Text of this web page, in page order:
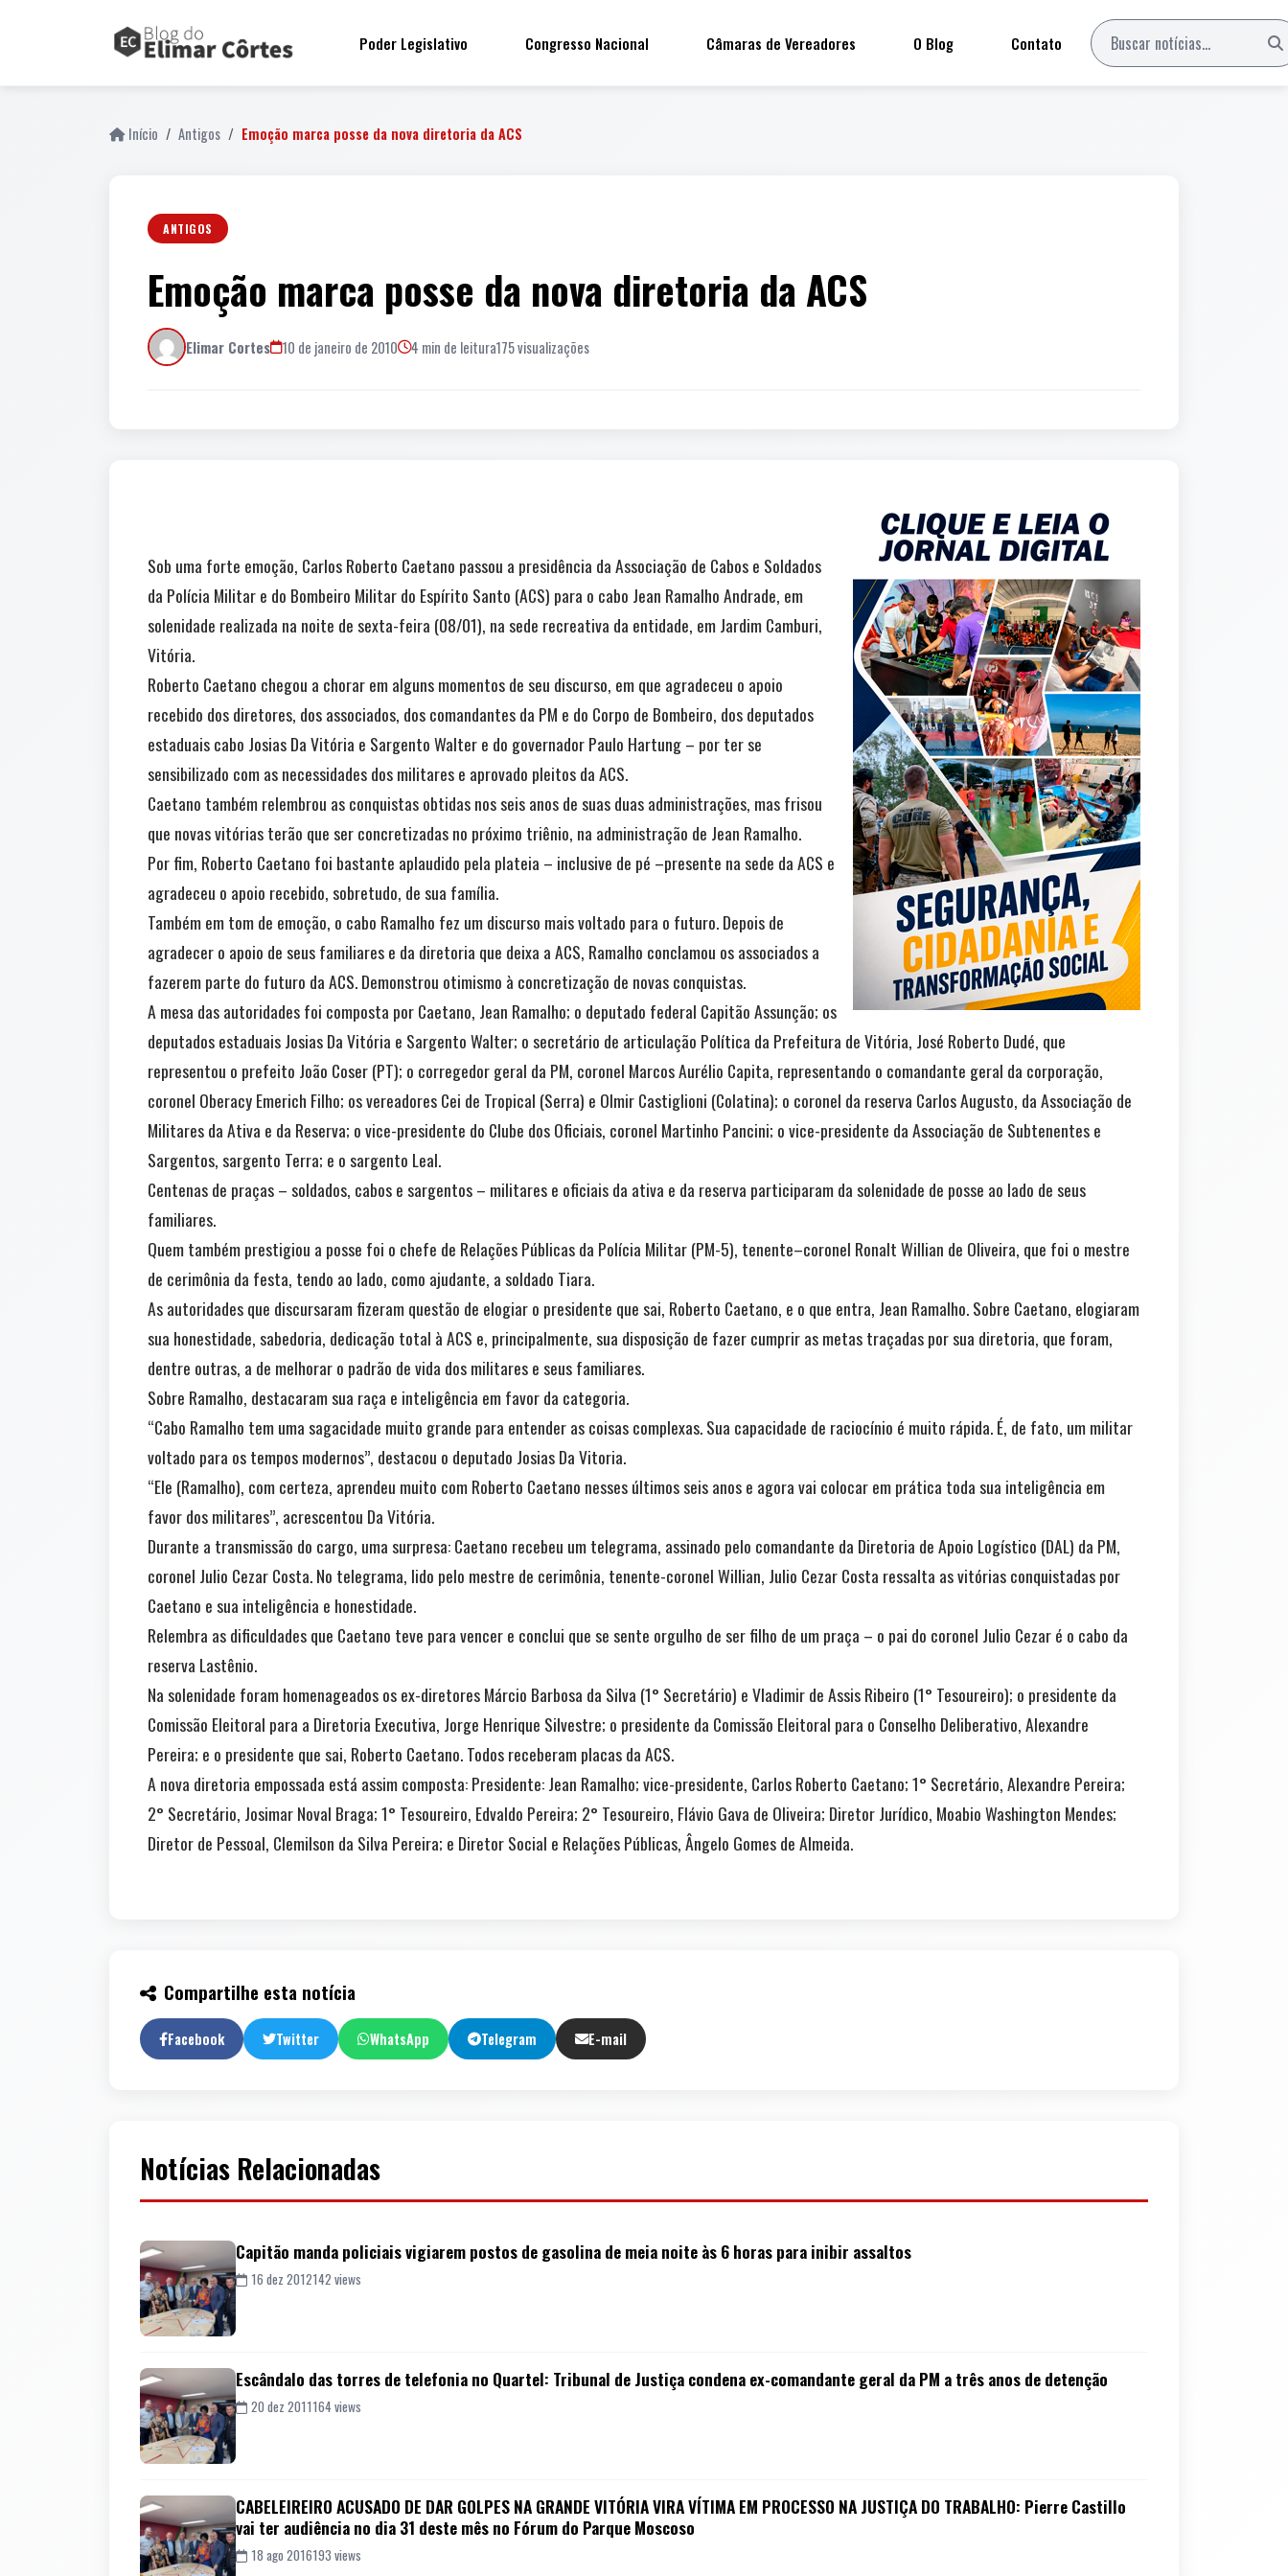
Poder Legislativo Congresso Nacional Câmaras de Vereadores O Blog Contato
Início Antigos Emoção marca posse da nova diretoria da ACS
ANTIGOS
Emoção marca posse da nova diretoria da ACS
Elimar Cortes 10 de janeiro de 2010 4 min de leitura175 visualizações
Sob uma forte emoção, Carlos Roberto Caetano passou a presidência da Associação de Cabos e Soldados
da Polícia Militar e do Bombeiro Militar do Espírito Santo (ACS) para o cabo Jean Ramalho Andrade, em
solenidade realizada na noite de sexta-feira (08/01), na sede recreativa da entidade, em Jardim Camburi,
Vitória.
Roberto Caetano chegou a chorar em alguns momentos de seu discurso, em que agradeceu o apoio
recebido dos diretores, dos associados, dos comandantes da PM e do Corpo de Bombeiro, dos deputados
estaduais cabo Josias Da Vitória e Sargento Walter e do governador Paulo Hartung – por ter se
sensibilizado com as necessidades dos militares e aprovado pleitos da ACS.
Caetano também relembrou as conquistas obtidas nos seis anos de suas duas administrações, mas frisou
que novas vitórias terão que ser concretizadas no próximo triênio, na administração de Jean Ramalho.
Por fim, Roberto Caetano foi bastante aplaudido pela plateia – inclusive de pé –presente na sede da ACS e
agradeceu o apoio recebido, sobretudo, de sua família.
Também em tom de emoção, o cabo Ramalho fez um discurso mais voltado para o futuro. Depois de
agradecer o apoio de seus familiares e da diretoria que deixa a ACS, Ramalho conclamou os associados a
fazerem parte do futuro da ACS. Demonstrou otimismo à concretização de novas conquistas.
A mesa das autoridades foi composta por Caetano, Jean Ramalho; o deputado federal Capitão Assunção; os
deputados estaduais Josias Da Vitória e Sargento Walter; o secretário de articulação Política da Prefeitura de Vitória, José Roberto Dudé, que
representou o prefeito João Coser (PT); o corregedor geral da PM, coronel Marcos Aurélio Capita, representando o comandante geral da corporação,
coronel Oberacy Emerich Filho; os vereadores Cei de Tropical (Serra) e Olmir Castiglioni (Colatina); o coronel da reserva Carlos Augusto, da Associação de
Militares da Ativa e da Reserva; o vice-presidente do Clube dos Oficiais, coronel Martinho Pancini; o vice-presidente da Associação de Subtenentes e
Sargentos, sargento Terra; e o sargento Leal.
Centenas de praças – soldados, cabos e sargentos – militares e oficiais da ativa e da reserva participaram da solenidade de posse ao lado de seus
familiares.
Quem também prestigiou a posse foi o chefe de Relações Públicas da Polícia Militar (PM-5), tenente–coronel Ronalt Willian de Oliveira, que foi o mestre
de cerimônia da festa, tendo ao lado, como ajudante, a soldado Tiara.
As autoridades que discursaram fizeram questão de elogiar o presidente que sai, Roberto Caetano, e o que entra, Jean Ramalho. Sobre Caetano, elogiaram
sua honestidade, sabedoria, dedicação total à ACS e, principalmente, sua disposição de fazer cumprir as metas traçadas por sua diretoria, que foram,
dentre outras, a de melhorar o padrão de vida dos militares e seus familiares.
Sobre Ramalho, destacaram sua raça e inteligência em favor da categoria.
“Cabo Ramalho tem uma sagacidade muito grande para entender as coisas complexas. Sua capacidade de raciocínio é muito rápida. É, de fato, um militar
voltado para os tempos modernos”, destacou o deputado Josias Da Vitoria.
“Ele (Ramalho), com certeza, aprendeu muito com Roberto Caetano nesses últimos seis anos e agora vai colocar em prática toda sua inteligência em
favor dos militares”, acrescentou Da Vitória.
Durante a transmissão do cargo, uma surpresa: Caetano recebeu um telegrama, assinado pelo comandante da Diretoria de Apoio Logístico (DAL) da PM,
coronel Julio Cezar Costa. No telegrama, lido pelo mestre de cerimônia, tenente-coronel Willian, Julio Cezar Costa ressalta as vitórias conquistadas por
Caetano e sua inteligência e honestidade.
Relembra as dificuldades que Caetano teve para vencer e conclui que se sente orgulho de ser filho de um praça – o pai do coronel Julio Cezar é o cabo da
reserva Lastênio.
Na solenidade foram homenageados os ex-diretores Márcio Barbosa da Silva (1° Secretário) e Vladimir de Assis Ribeiro (1° Tesoureiro); o presidente da
Comissão Eleitoral para a Diretoria Executiva, Jorge Henrique Silvestre; o presidente da Comissão Eleitoral para o Conselho Deliberativo, Alexandre
Pereira; e o presidente que sai, Roberto Caetano. Todos receberam placas da ACS.
A nova diretoria empossada está assim composta: Presidente: Jean Ramalho; vice-presidente, Carlos Roberto Caetano; 1° Secretário, Alexandre Pereira;
2° Secretário, Josimar Noval Braga; 1° Tesoureiro, Edvaldo Pereira; 2° Tesoureiro, Flávio Gava de Oliveira; Diretor Jurídico, Moabio Washington Mendes;
Diretor de Pessoal, Clemilson da Silva Pereira; e Diretor Social e Relações Públicas, Ângelo Gomes de Almeida.
Compartilhe esta notícia
Facebook Twitter WhatsApp Telegram E-mail
Notícias Relacionadas
Capitão manda policiais vigiarem postos de gasolina de meia noite às 6 horas para inibir assaltos
16 dez 2012142 views
Escândalo das torres de telefonia no Quartel: Tribunal de Justiça condena ex-comandante geral da PM a três anos de detenção
20 dez 2011164 views
CABELEIREIRO ACUSADO DE DAR GOLPES NA GRANDE VITÓRIA VIRA VÍTIMA EM PROCESSO NA JUSTIÇA DO TRABALHO: Pierre Castillo
vai ter audiência no dia 31 deste mês no Fórum do Parque Moscoso
18 ago 2016193 views